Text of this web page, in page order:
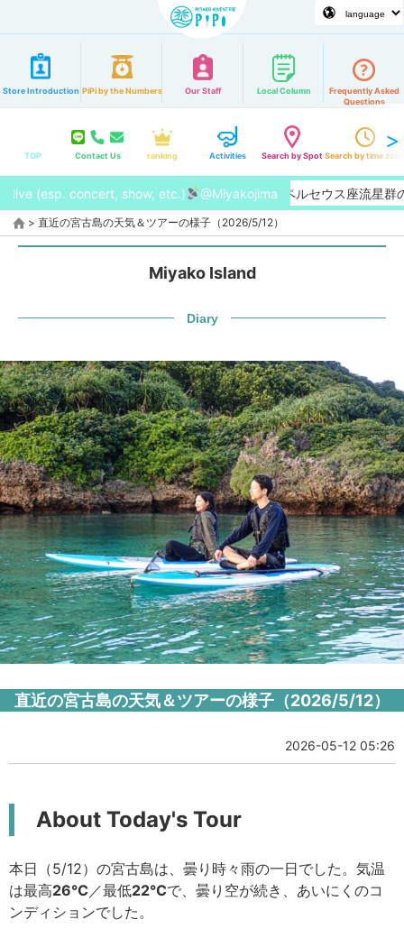
Store Introduction PiPi by the Numbers Our Staff Local Column
Frequently Asked
Questions
TOP Contact Us ranking Activities Search by SpotSearch by time zone
live (esp. concert, show, etc.) @Miyakojima
【2026/8月】今年はペルセウス座流星群の特大
> 直近の宮古島の天気＆ツアーの様子（2026/5/12）
Miyako Island
Diary
直近の宮古島の天気＆ツアーの様子（2026/5/12）
2026-05-12 05:26
About Today's Tour
本日（5/12）の宮古島は、曇り時々雨の一日でした。気温
は最高26°C ／最低22°Cで、曇り空が続き、あいにくのコ
ンディションでした。